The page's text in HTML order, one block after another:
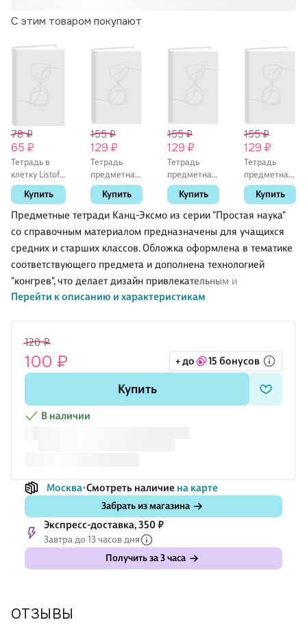
Предметные тетради Канц-Эксмо из серии "Простая наука"
со справочным материалом предназначены для учащихся
средних и старших классов. Обложка оформлена в тематике
соответствующего предмета и дополнена технологией
"конгрев", что делает дизайн привлекательным и
обеспечивает неповторимый визуальный эффект объема 3D.
Внутренний блок плотности 60 г/м2. Белая бумага 100%
белизны с красными полями. 48 листов. Формат А5.
Крепление: скрепка.
Перейти к описанию и характеристикам
С этим товаром покупают
78 ₽
65 ₽
Тетрадь в
клетку Listoff
«Классическая
серия» в
ассортименте,
24 листа
Купить
155 ₽
129 ₽
Тетрадь
предметная
«Shades.
Английский
язык» 48
клетку, со
справочными
материалами
- Listoff
Купить
155 ₽
129 ₽
Тетрадь
предметная
«Shades.
История» 48
листов в
клетку, со
справочными
материалами
- Listoff
Купить
155 ₽
129 ₽
Тетрадь
предметная
«Shades.
Информатика»
48 листов в
клетку, со
справочными
материалами
- Listoff
Купить
120 ₽
100 ₽ + до 15 бонусов
Купить
В наличии
Москва Смотреть наличие на карте
Забрать из магазина
Экспресс-доставка, 350 ₽
Завтра до 13 часов дня
Получить за 3 часа
ОТЗЫВЫ